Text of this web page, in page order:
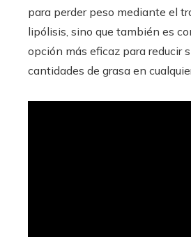
para perder peso mediante el
lipólisis, sino que también es
opción más eficaz para reducir
cantidades de grasa en